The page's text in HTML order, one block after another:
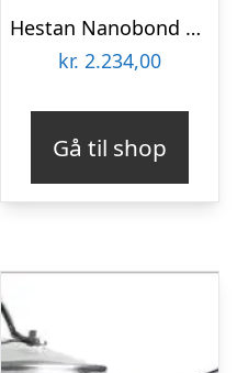
Hestan Nanobond kasserolle 16 cm
kr. 2.234,00
Gå til shop